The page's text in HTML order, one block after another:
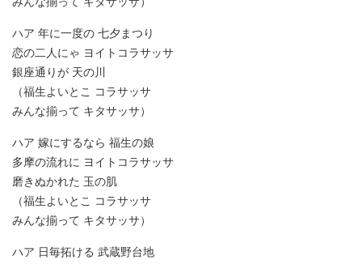
ハア 年に一度の 七夕まつり
恋の二人にゃ ヨイトコラサッサ
銀座通りが 天の川
（福生よいとこ コラサッサ
みんな揃って キタサッサ）
ハア 嫁にするなら 福生の娘
多摩の流れに ヨイトコラサッサ
磨きぬかれた 玉の肌
（福生よいとこ コラサッサ
みんな揃って キタサッサ）
ハア 日毎拓ける 武蔵野台地